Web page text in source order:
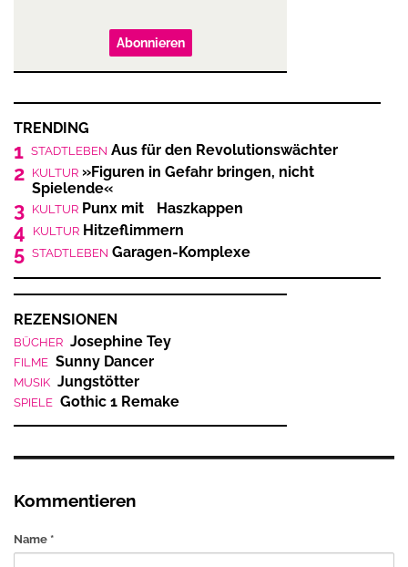
Abonnieren
TRENDING
1 STADTLEBEN Aus für den Revolutionswächter
2 KULTUR »Figuren in Gefahr bringen, nicht
Spielende«
3 KULTUR Punx mit Haszkappen
4 KULTUR Hitzeflimmern
5 STADTLEBEN Garagen-Komplexe
REZENSIONEN
BÜCHER Josephine Tey
FILME Sunny Dancer
MUSIK Jungstötter
SPIELE Gothic 1 Remake
Kommentieren
Name *